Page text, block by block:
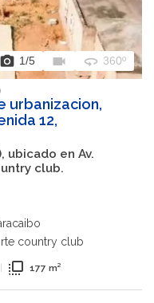
photo_camera 1/5 videocam 360 360º
urbanizacion,
12,
ubicado en Av.
club.
country club
flip_to_front 177 m²